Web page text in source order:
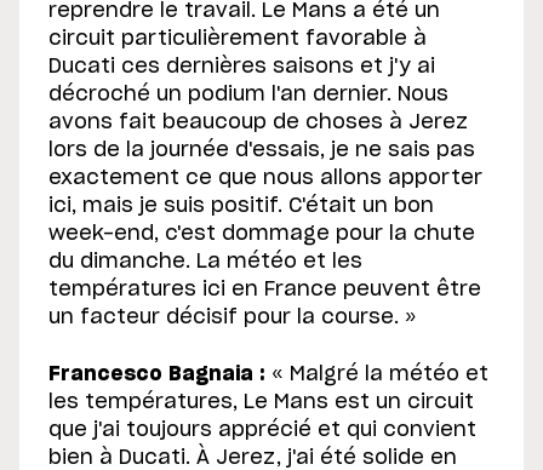
reprendre le travail. Le Mans a été un
circuit particulièrement favorable à
Ducati ces dernières saisons et j'y ai
décroché un podium l'an dernier. Nous
avons fait beaucoup de choses à Jerez
lors de la journée d'essais, je ne sais pas
exactement ce que nous allons apporter
ici, mais je suis positif. C'était un bon
week-end, c'est dommage pour la chute
du dimanche. La météo et les
températures ici en France peuvent être
un facteur décisif pour la course. »
Francesco Bagnaia : « Malgré la météo et
les températures, Le Mans est un circuit
que j'ai toujours apprécié et qui convient
bien à Ducati. À Jerez, j'ai été solide en